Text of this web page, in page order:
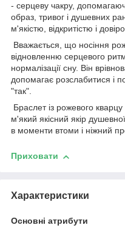
- серцеву чакру,
образ, тривог і душевних
м'якістю, відкритістю і
Вважається, що носіння
відновленню серцевого
нормалізації сну. Він
допомагає розслабитися і
"так".
Браслет із рожевого
м'який якісний якір
в моменти втоми і ніжний
Приховати
Характеристики
Основні атрибути